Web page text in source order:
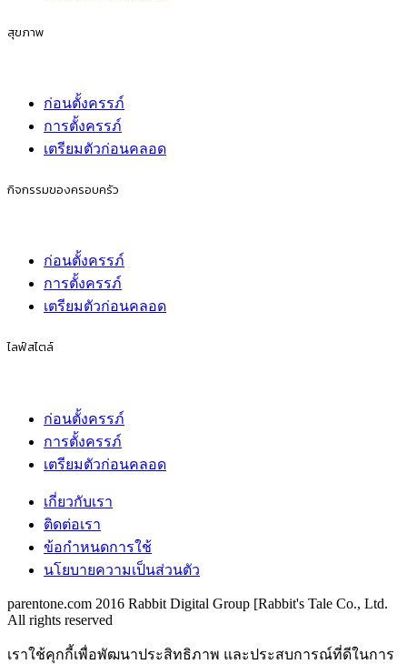
สุขภาพ
ก่อนตั้งครรภ์
การตั้งครรภ์
เตรียมตัวก่อนคลอด
กิจกรรมของครอบครัว
ก่อนตั้งครรภ์
การตั้งครรภ์
เตรียมตัวก่อนคลอด
ไลฟ์สไตล์
ก่อนตั้งครรภ์
การตั้งครรภ์
เตรียมตัวก่อนคลอด
เกี่ยวกับเรา
ติดต่อเรา
ข้อกำหนดการใช้
นโยบายความเป็นส่วนตัว
parentone.com 2016 Rabbit Digital Group [Rabbit's Tale Co., Ltd.
All rights reserved
เราใช้คุกกี้เพื่อพัฒนาประสิทธิภาพ และประสบการณ์ที่ดีในการ